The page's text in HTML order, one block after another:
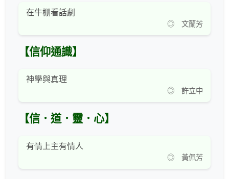
在牛棚看話劇
◎ 文蘭芳
【信仰通識】
神學與真理
◎ 許立中
【信．道．靈．心】
有情上主有情人
◎ 黃佩芳